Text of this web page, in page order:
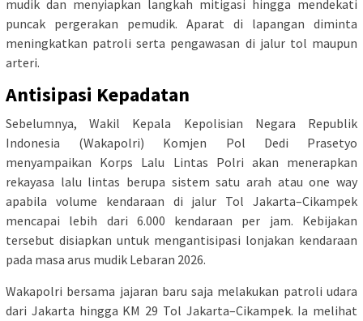
mudik dan menyiapkan langkah mitigasi hingga mendekati
puncak pergerakan pemudik. Aparat di lapangan diminta
meningkatkan patroli serta pengawasan di jalur tol maupun
arteri.
Antisipasi Kepadatan
Sebelumnya, Wakil Kepala Kepolisian Negara Republik
Indonesia (Wakapolri) Komjen Pol Dedi Prasetyo
menyampaikan Korps Lalu Lintas Polri akan menerapkan
rekayasa lalu lintas berupa sistem satu arah atau one way
apabila volume kendaraan di jalur Tol Jakarta–Cikampek
mencapai lebih dari 6.000 kendaraan per jam. Kebijakan
tersebut disiapkan untuk mengantisipasi lonjakan kendaraan
pada masa arus mudik Lebaran 2026.
Wakapolri bersama jajaran baru saja melakukan patroli udara
dari Jakarta hingga KM 29 Tol Jakarta–Cikampek. Ia melihat